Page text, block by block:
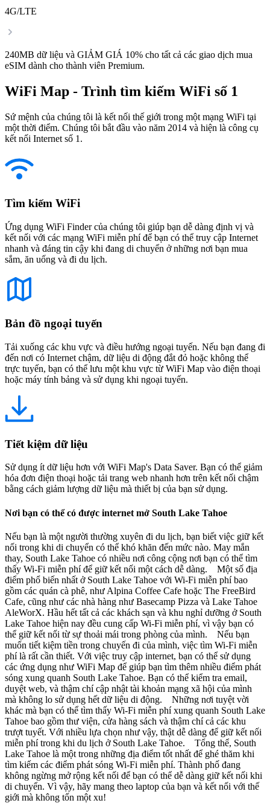
4G/LTE
240MB dữ liệu và GIẢM GIÁ 10% cho tất cả các giao dịch mua
eSIM dành cho thành viên Premium.
WiFi Map - Trình tìm kiếm WiFi số 1
Sứ mệnh của chúng tôi là kết nối thế giới trong một mạng WiFi tại
một thời điểm. Chúng tôi bắt đầu vào năm 2014 và hiện là công cụ
kết nối Internet số 1.
Tìm kiếm WiFi
Ứng dụng WiFi Finder của chúng tôi giúp bạn dễ dàng định vị và
kết nối với các mạng WiFi miễn phí để bạn có thể truy cập Internet
nhanh và đáng tin cậy khi đang di chuyển ở những nơi bạn mua
sắm, ăn uống và đi du lịch.
Bản đồ ngoại tuyến
Tải xuống các khu vực và điều hướng ngoại tuyến. Nếu bạn đang đi
đến nơi có Internet chậm, dữ liệu di động đắt đỏ hoặc không thể
trực tuyến, bạn có thể lưu một khu vực từ WiFi Map vào điện thoại
hoặc máy tính bảng và sử dụng khi ngoại tuyến.
Tiết kiệm dữ liệu
Sử dụng ít dữ liệu hơn với WiFi Map's Data Saver. Bạn có thể giảm
hóa đơn điện thoại hoặc tải trang web nhanh hơn trên kết nối chậm
bằng cách giảm lượng dữ liệu mà thiết bị của bạn sử dụng.
Nơi bạn có thể có được internet mở South Lake Tahoe
Nếu bạn là một người thường xuyên đi du lịch, bạn biết việc giữ kết
nối trong khi di chuyển có thể khó khăn đến mức nào. May mắn
thay, South Lake Tahoe có nhiều nơi công cộng nơi bạn có thể tìm
thấy Wi-Fi miễn phí để giữ kết nối một cách dễ dàng. Một số địa
điểm phổ biến nhất ở South Lake Tahoe với Wi-Fi miễn phí bao
gồm các quán cà phê, như Alpina Coffee Cafe hoặc The FreeBird
Cafe, cũng như các nhà hàng như Basecamp Pizza và Lake Tahoe
AleWorX. Hầu hết tất cả các khách sạn và khu nghỉ dưỡng ở South
Lake Tahoe hiện nay đều cung cấp Wi-Fi miễn phí, vì vậy bạn có
thể giữ kết nối từ sự thoải mái trong phòng của mình. Nếu bạn
muốn tiết kiệm tiền trong chuyến đi của mình, việc tìm Wi-Fi miễn
phí là rất cần thiết. Với việc truy cập internet, bạn có thể sử dụng
các ứng dụng như WiFi Map để giúp bạn tìm thêm nhiều điểm phát
sóng xung quanh South Lake Tahoe. Bạn có thể kiểm tra email,
duyệt web, và thậm chí cập nhật tài khoản mạng xã hội của mình
mà không lo sử dụng hết dữ liệu di động. Những nơi tuyệt vời
khác mà bạn có thể tìm thấy Wi-Fi miễn phí xung quanh South Lake
Tahoe bao gồm thư viện, cửa hàng sách và thậm chí cả các khu
trượt tuyết. Với nhiều lựa chọn như vậy, thật dễ dàng để giữ kết nối
miễn phí trong khi du lịch ở South Lake Tahoe. Tổng thể, South
Lake Tahoe là một trong những địa điểm tốt nhất để ghé thăm khi
tìm kiếm các điểm phát sóng Wi-Fi miễn phí. Thành phố đang
không ngừng mở rộng kết nối để bạn có thể dễ dàng giữ kết nối khi
di chuyển. Vì vậy, hãy mang theo laptop của bạn và kết nối với thế
giới mà không tốn một xu!